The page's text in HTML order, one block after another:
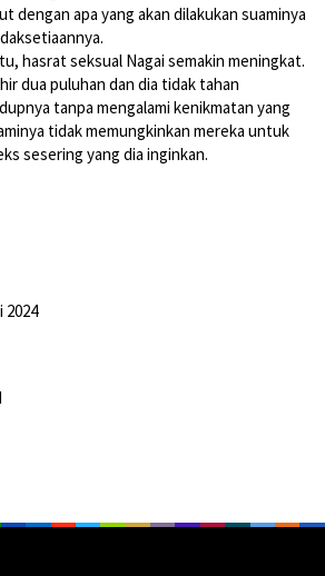
dengan apa yang akan dilakukan suaminya
hasrat seksual Nagai semakin meningkat.
dua puluhan dan dia tidak tahan
tanpa mengalami kenikmatan yang
tidak memungkinkan mereka untuk
sesering yang dia inginkan.
2024